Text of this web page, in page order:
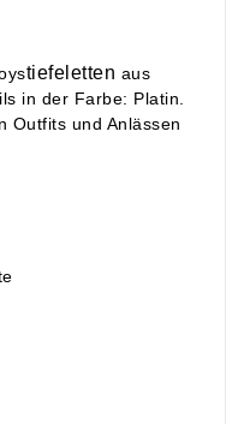
tiefeletten aus
in der Farbe: Platin
Outfits und Anlässen